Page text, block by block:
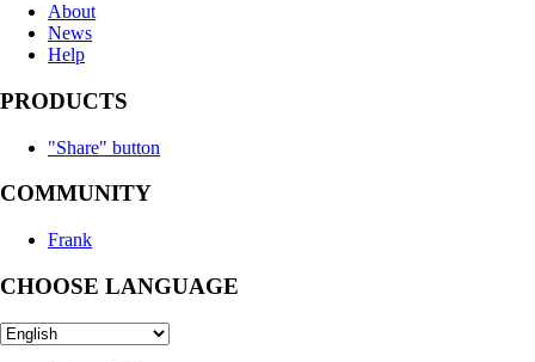
About
News
Help
PRODUCTS
"Share" button
COMMUNITY
Frank
CHOOSE LANGUAGE